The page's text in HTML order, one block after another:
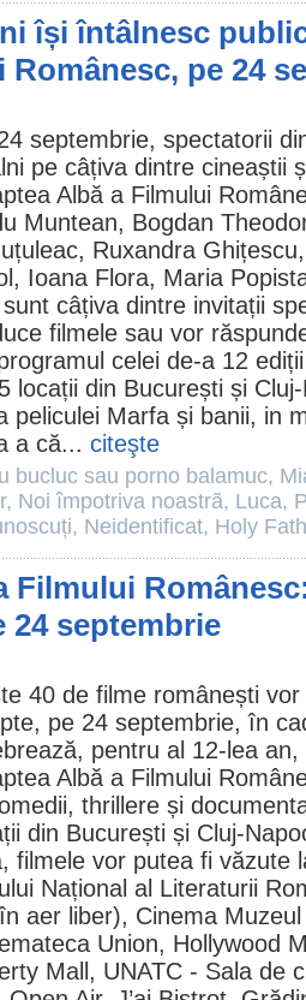
își întâlnesc
pe 24
septembrie, spectatorii
pe câțiva dintre cineaștii
Albă a Filmului
Muntean, Bogdan
, Ruxandra Ghițescu
, Ioana Flora, Maria
câțiva dintre invitații
filmele sau vor
celei de-a 12
locații din București și
peliculei Marfa și banii, in
a că... citeşte
bucluc sau porno balamuc,
, Noi împotriva noastrã, Luca,
, Neidentificat, Holy
Filmului
24 septembrie
40 de filme românești
pe 24 septembrie, în
pentru al 12-lea an,
Albă a Filmului
thrillere și
din București și Cluj-
filmele vor putea fi văzute
Național al Literaturii
aer liber), Cinema
Union, Hollywood
Mall, UNATC - Sala de